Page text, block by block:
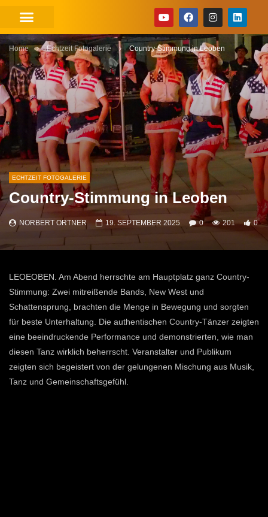
Home Echtzeit Fotogalerie Country-Stimmung in Leoben
ECHTZEIT FOTOGALERIE
Country-Stimmung in Leoben
NORBERT ORTNER 19. SEPTEMBER 2025 0 201 0
LEOEOBEN. Am Abend herrschte am Hauptplatz ganz Country-
Stimmung: Zwei mitreißende Bands, New West und
Schattensprung, brachten die Menge in Bewegung und sorgten
für beste Unterhaltung. Die authentischen Country-Tänzer zeigten
eine beeindruckende Performance und demonstrierten, wie man
diesen Tanz wirklich beherrscht. Veranstalter und Publikum
zeigten sich begeistert von der gelungenen Mischung aus Musik,
Tanz und Gemeinschaftsgefühl.